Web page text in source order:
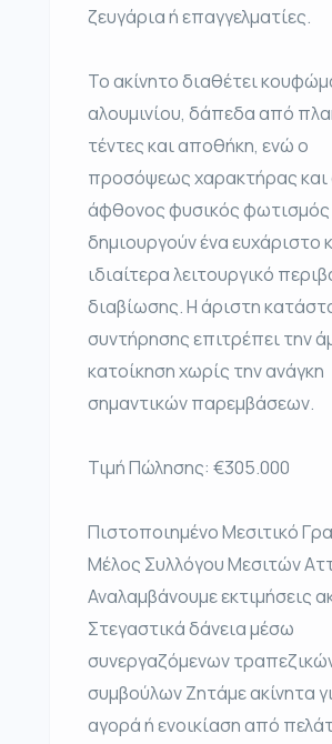
ζευγάρια ή επαγγελματίες.
Το ακίνητο διαθέτει
αλουμινίου, δάπεδα από
τέντες και αποθήκη, ενώ ο
προσόψεως χαρακτήρας και
άφθονος φυσικός φωτισμός
δημιουργούν ένα ευχάριστο
ιδιαίτερα λειτουργικό
διαβίωσης. Η άριστη
συντήρησης επιτρέπει την
κατοίκηση χωρίς την ανάγκη
σημαντικών παρεμβάσεων.
Τιμή Πώλησης: €305.000
Πιστοποιημένο Μεσιτικό
Μέλος Συλλόγου Μεσιτών
Αναλαμβάνουμε εκτιμήσεις
Στεγαστικά δάνεια μέσω
συνεργαζόμενων
συμβούλων Ζητάμε ακίνητα
αγορά ή ενοικίαση από